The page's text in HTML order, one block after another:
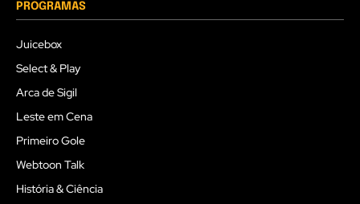
PROGRAMAS
Juicebox
Select & Play
Arca de Sigil
Leste em Cena
Primeiro Gole
Webtoon Talk
História & Ciência